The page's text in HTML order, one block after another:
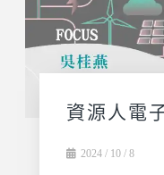
資源人電
2024 / 10 / 8